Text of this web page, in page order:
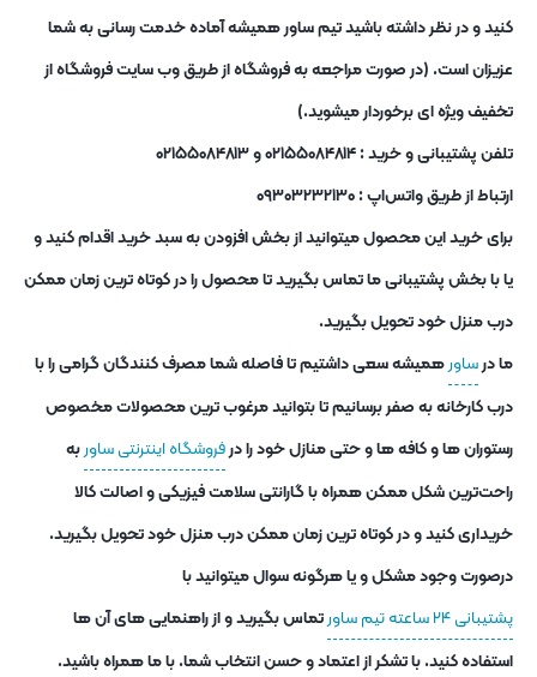
کنید و در نظر داشته باشید تیم ساور همیشه آماده خدمت رسانی به شما
عزیزان است. (در صورت مراجعه به فروشگاه از طریق وب سایت فروشگاه از
تخفیف ویژه ای برخوردار میشوید.)
تلفن پشتیبانی و خرید : ۰۲۱۵۵۰۸۴۸۱۴ و ۰۲۱۵۵۰۸۴۸۱۳
ارتباط از طریق واتس‌اپ : ۰۹۳۰۳۲۳۲۱۳۰
برای خرید این محصول میتوانید از بخش افزودن به سبد خرید اقدام کنید و
یا با بخش پشتیبانی ما تماس بگیرید تا محصول را در کوتاه ترین زمان ممکن
درب منزل خود تحویل بگیرید.
ما درساورهمیشه سعی داشتیم تا فاصله شما مصرف کنندگان گرامی را با
درب کارخانه به صفر برسانیم تا بتوانید مرغوب ترین محصولات مخصوص
رستوران ها و کافه ها و حتی منازل خود را درفروشگاه اینترنتی ساوربه
راحت‌ترین شکل ممکن همراه با گارانتی سلامت فیزیکی و اصالت کالا
خریداری کنید و در کوتاه ترین زمان ممکن درب منزل خود تحویل بگیرید.
درصورت وجود مشکل و یا هرگونه سوال میتوانید با
پشتیبانی ۲۴ ساعته تیم ساور
تماس بگیرید و از راهنمایی های آن ها
استفاده کنید. با تشکر از اعتماد و حسن انتخاب شما. با ما همراه باشید.